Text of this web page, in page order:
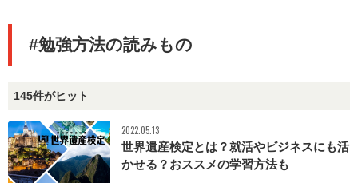
#勉強方法の読みもの
145件がヒット
2022.05.13
世界遺産検定とは？就活やビジネスにも活
かせる？おススメの学習方法も